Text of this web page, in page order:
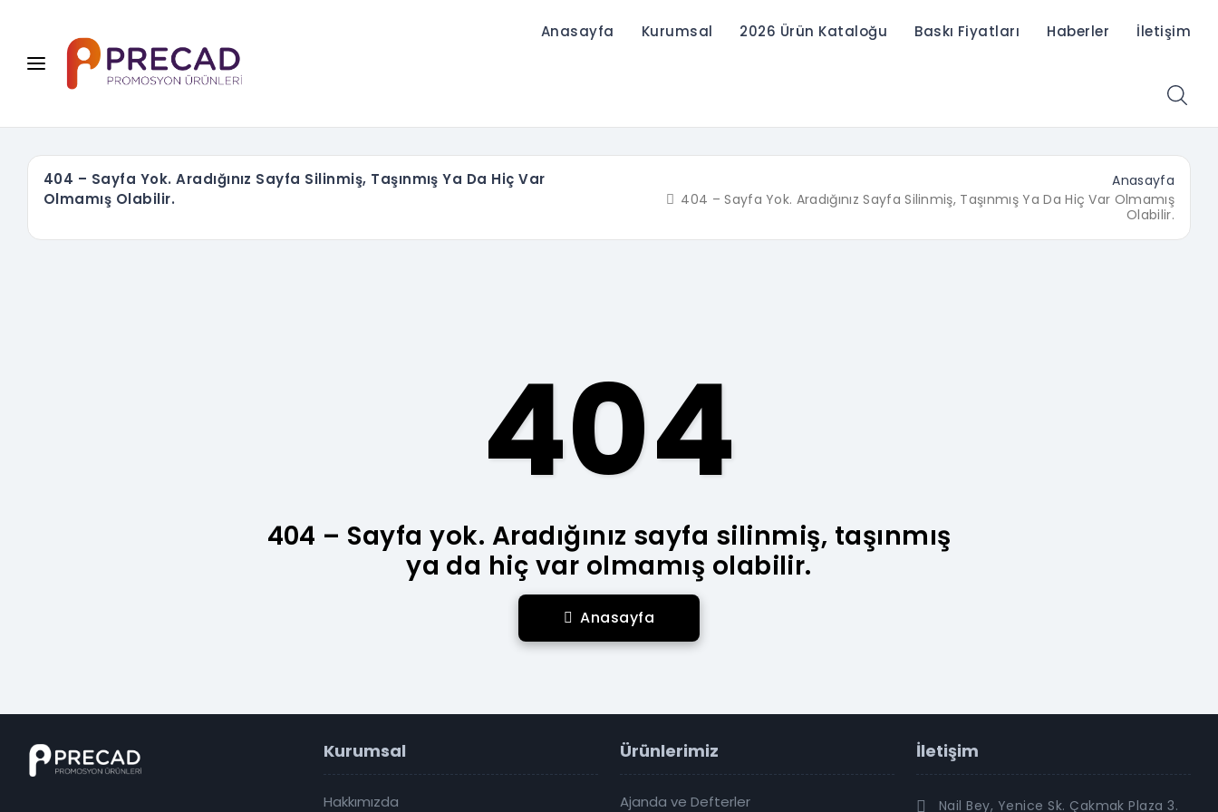
Anasayfa Kurumsal 2026 Ürün Kataloğu Baskı Fiyatları Haberler İletişim
404 – Sayfa Yok. Aradığınız Sayfa Silinmiş, Taşınmış Ya Da Hiç Var
Olmamış Olabilir.
Anasayfa
404 – Sayfa Yok. Aradığınız Sayfa Silinmiş, Taşınmış Ya Da Hiç Var Olmamış
Olabilir.
404
404 – Sayfa yok. Aradığınız sayfa silinmiş, taşınmış
ya da hiç var olmamış olabilir.
Anasayfa
Kurumsal
Hakkımızda
Ürünlerimiz
Ajanda ve Defterler
İletişim
Nail Bey, Yenice Sk. Çakmak Plaza 3.